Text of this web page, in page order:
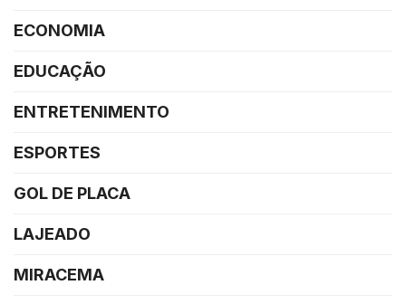
ECONOMIA
EDUCAÇÃO
ENTRETENIMENTO
ESPORTES
GOL DE PLACA
LAJEADO
MIRACEMA